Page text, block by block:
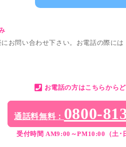
にお問い合わせ下さい。お電話の際に
お電話の方はこちらからど
通話料無料： 0800-
受付時間 AM9:00～PM10:00（土･